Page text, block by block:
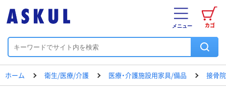
カゴ
メニュー
ホーム 衛生/医療/介護 医療・介護施設用家具/備品 接骨